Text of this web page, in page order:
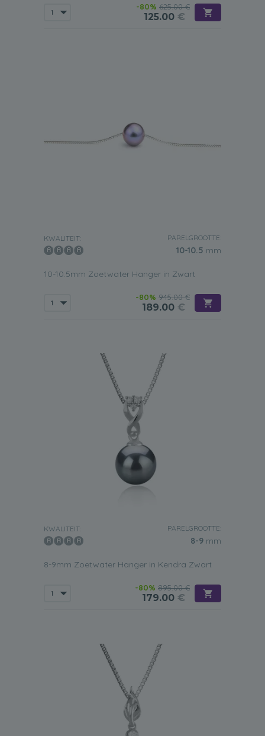
-80% 625.00 €
125.00 €
KWALITEIT: PARELGROOTTE:
10-10.5 mm
10-10.5mm Zoetwater Hanger in Zwart
-80% 945.00 €
189.00 €
KWALITEIT: PARELGROOTTE:
8-9 mm
8-9mm Zoetwater Hanger in Kendra Zwart
-80% 895.00 €
179.00 €